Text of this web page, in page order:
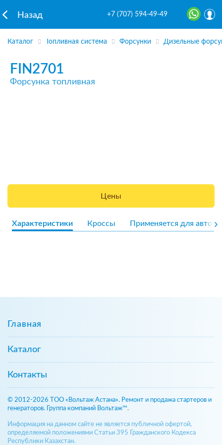
Назад +7 (707) 594-49-49
Каталог Топливная система Форсунки Дизельные
FIN2701
Форсунка топливная
Цены
Характеристики Кроссы Применяется для авто
Главная
Каталог
Контакты
© 2012-2026 ТОО «Вольтаж Астана». Ремонт и продажа стартеров и
генераторов. Группа компаний Вольтаж™.
Информация на данном сайте не является публичной офертой,
определяемой положениями Статьи 395 Гражданского Кодекса
Республики Казахстан.